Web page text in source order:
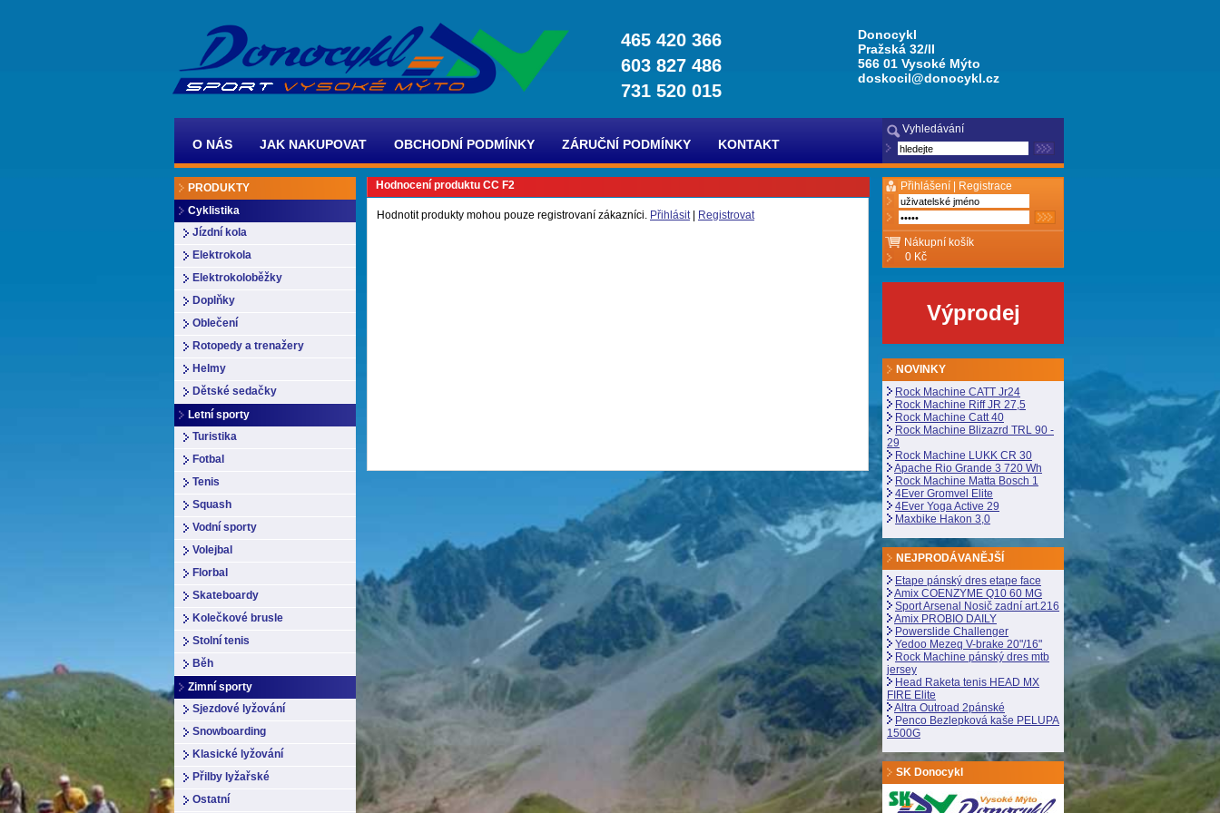
465 420 366
603 827 486
731 520 015
Donocykl
Pražská 32/II
566 01 Vysoké Mýto
doskocil@donocykl.cz
O NÁS JAK NAKUPOVAT OBCHODNÍ PODMÍNKY ZÁRUČNÍ PODMÍNKY KONTAKT
Vyhledávání
PRODUKTY
Cyklistika
Jízdní kola
Elektrokola
Elektrokoloběžky
Doplňky
Oblečení
Rotopedy a trenažery
Helmy
Dětské sedačky
Letní sporty
Turistika
Fotbal
Tenis
Squash
Vodní sporty
Volejbal
Florbal
Skateboardy
Kolečkové brusle
Stolní tenis
Běh
Zimní sporty
Sjezdové lyžování
Snowboarding
Klasické lyžování
Přilby lyžařské
Ostatní
Hodnocení produktu CC F2
Hodnotit produkty mohou pouze registrovaní zákazníci. Přihlásit| Registrovat
Přihlášení | Registrace
Nákupní košík
0 Kč
Výprodej
NOVINKY
Rock Machine CATT Jr24
Rock Machine Riff JR 27,5
Rock Machine Catt 40
Rock Machine Blizazrd TRL 90 -
29
Rock Machine LUKK CR 30
Apache Rio Grande 3 720 Wh
Rock Machine Matta Bosch 1
4Ever Gromvel Elite
4Ever Yoga Active 29
Maxbike Hakon 3,0
NEJPRODÁVANĚJŠÍ
Etape pánský dres etape face
Amix COENZYME Q10 60 MG
Sport Arsenal Nosič zadní art.216
Amix PROBIO DAILY
Powerslide Challenger
Yedoo Mezeq V-brake 20"/16"
Rock Machine pánský dres mtb
jersey
Head Raketa tenis HEAD MX
FIRE Elite
Altra Outroad 2pánské
Penco Bezlepková kaše PELUPA
1500G
SK Donocykl